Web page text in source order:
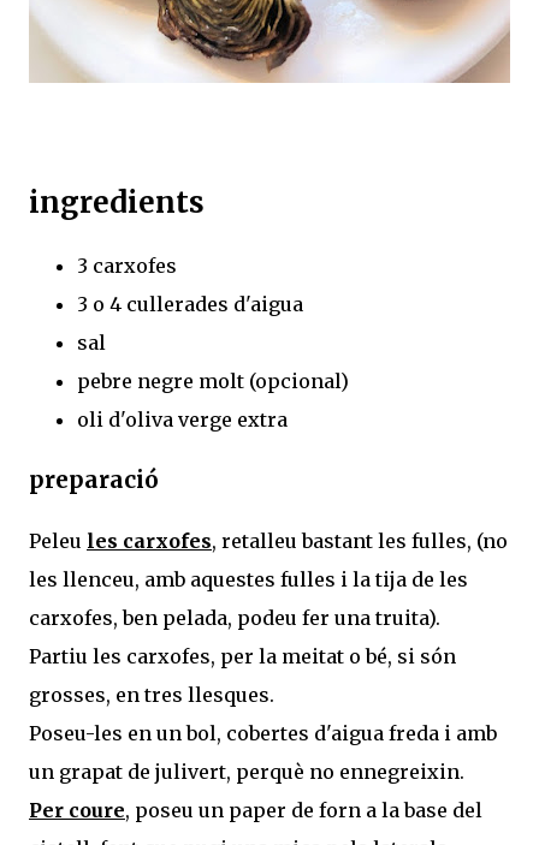
ingredients
3 carxofes
3 o 4 cullerades d'aigua
sal
pebre negre molt (opcional)
oli d'oliva verge extra
preparació
Peleu les carxofes, retalleu bastant les fulles, (no
les llenceu, amb aquestes fulles i la tija de les
carxofes, ben pelada, podeu fer una truita).
Partiu les carxofes, per la meitat o bé, si són
grosses, en tres llesques.
Poseu-les en un bol, cobertes d'aigua freda i amb
un grapat de julivert, perquè no ennegreixin.
Per coure, poseu un paper de forn a la base del